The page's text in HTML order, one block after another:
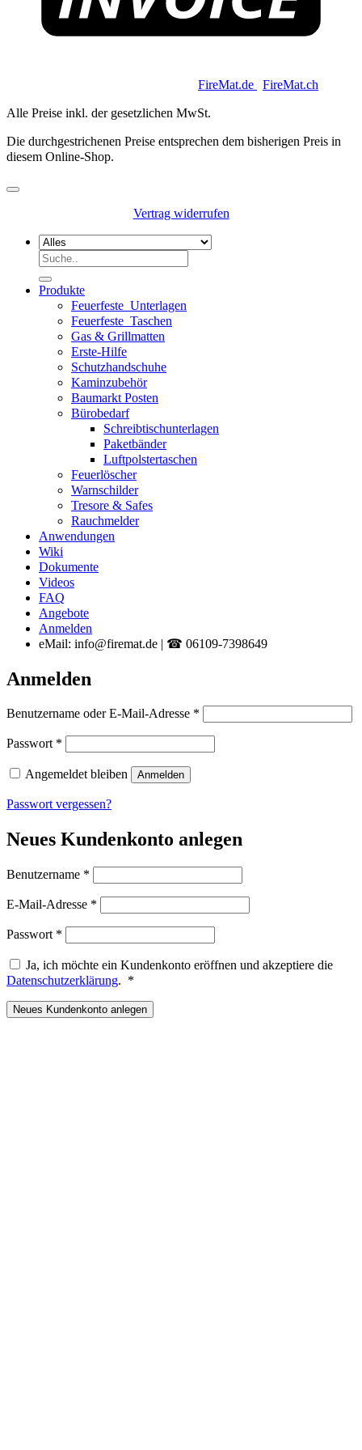
FireMat.de FireMat.ch
Alle Preise inkl. der gesetzlichen MwSt.
Die durchgestrichenen Preise entsprechen dem bisherigen Preis in
diesem Online-Shop.
Vertrag widerrufen
Suchen
Produkte
Feuerfeste_Unterlagen
Feuerfeste_Taschen
Gas & Grillmatten
Erste-Hilfe
Schutzhandschuhe
Kaminzubehör
Baumarkt Posten
Bürobedarf
Schreibtischunterlagen
Paketbänder
Luftpolstertaschen
Feuerlöscher
Warnschilder
Tresore & Safes
Rauchmelder
Anwendungen
Wiki
Dokumente
Videos
FAQ
Angebote
Anmelden
eMail: info@firemat.de | ☎ 06109-7398649
Anmelden
Benutzername oder E-Mail-Adresse *
Passwort *
Angemeldet bleiben Anmelden
Passwort vergessen?
Neues Kundenkonto anlegen
Benutzername *
E-Mail-Adresse *
Passwort *
Ja, ich möchte ein Kundenkonto eröffnen und akzeptiere die
Datenschutzerklärung. *
Neues Kundenkonto anlegen